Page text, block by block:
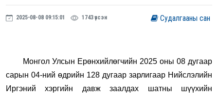
2025-08-08 09:15:01 1743 үзсэн
Монгол Улсын Ерөнхийлөгчийн 2025 оны 08 дугаар
сарын 04-ний өдрийн 128 дугаар зарлигаар Нийслэлийн
Иргэний хэргийн давж заалдах шатны шүүхийн
Судалгааны сан